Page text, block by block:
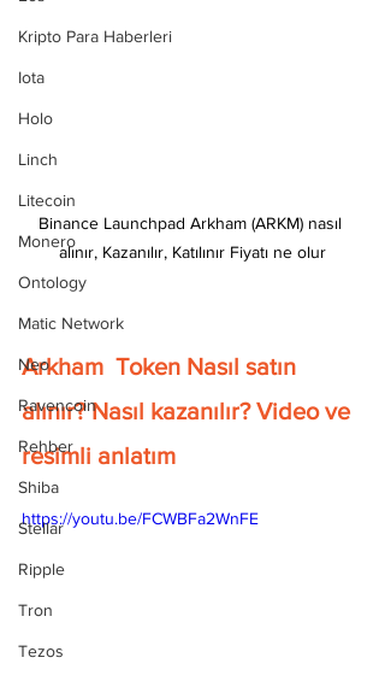
Kripto Para Haberleri
Iota
Holo
Linch
Litecoin
Monero
Ontology
Matic Network
Neo
Ravencoin
Rehber
Shiba
Stellar
Ripple
Tron
Tezos
Binance Launchpad Arkham (ARKM) nasıl
alınır, Kazanılır, Katılınır Fiyatı ne olur
Arkham  Token Nasıl satın
alınır? Nasıl kazanılır? Video ve
resimli anlatım
https://youtu.be/FCWBFa2WnFE